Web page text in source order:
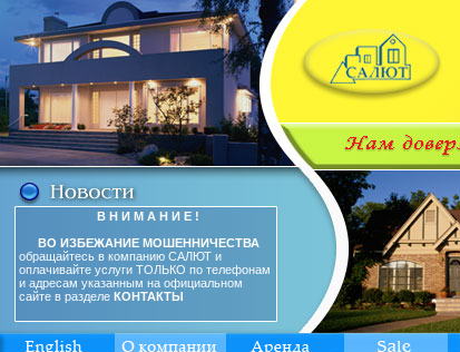
В Н И М А Н И Е !
ВО ИЗБЕЖАНИЕ МОШЕННИЧЕСТВА
обращайтесь в компанию САЛЮТ и
оплачивайте услуги ТОЛЬКО по телефонам
и адресам указанным на официальном
сайте в разделе КОНТАКТЫ